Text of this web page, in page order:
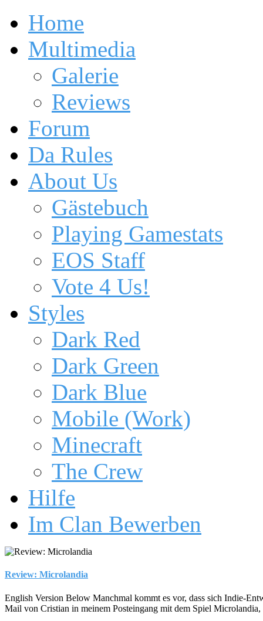
Home
Multimedia
Galerie
Reviews
Forum
Da Rules
About Us
Gästebuch
Playing Gamestats
EOS Staff
Vote 4 Us!
Styles
Dark Red
Dark Green
Dark Blue
Mobile (Work)
Minecraft
The Crew
Hilfe
Im Clan Bewerben
Review: Microlandia
English Version Below Manchmal kommt es vor, dass sich Indie-
Mail von Cristian in meinem Posteingang mit dem Spiel